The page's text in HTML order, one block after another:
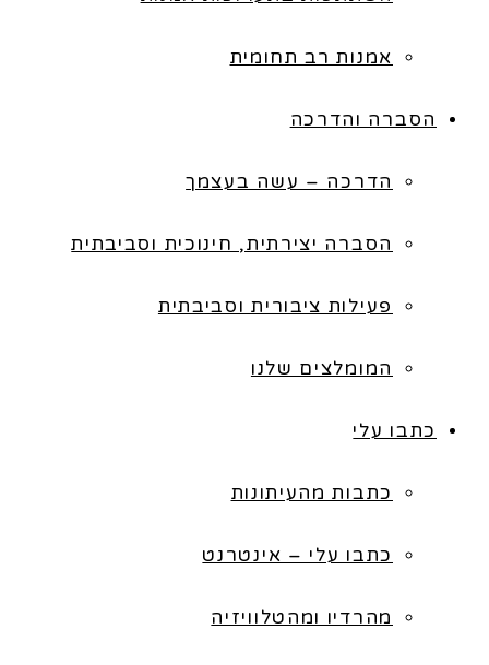
אמנות רב תחומית
הסברה והדרכה
הדרכה – עשה בעצמך
הסברה יצירתית, חינוכית וסביבתית
פעילות ציבורית וסביבתית
המומלצים שלנו
כתבו עלי
כתבות מהעיתונות
כתבו עלי – אינטרנט
מהרדיו ומהטלוויזיה